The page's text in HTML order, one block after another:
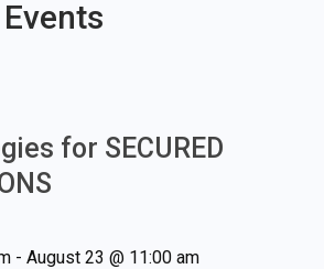
for SECURED
- August 23 @ 11:00 am